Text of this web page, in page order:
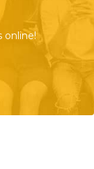
online!